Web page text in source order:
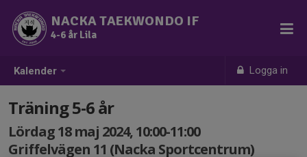
Kalender Logga in
NACKA TAEKWONDO IF
4-6 år Lila
Träning 5-6 år
Lördag 18 maj 2024, 10:00-11:00
Griffelvägen 11 (Nacka Sportcentrum)